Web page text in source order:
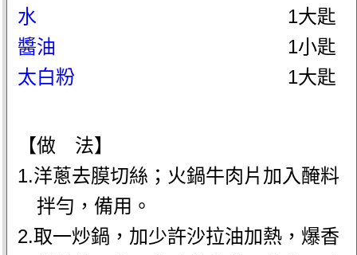
水
1大匙
醬油
1小匙
太白粉
1大匙
【做 法】
1.洋蔥去膜切絲；火鍋牛肉片加入醃料
拌勻，備用。
2.取一炒鍋，加少許沙拉油加熱，爆香